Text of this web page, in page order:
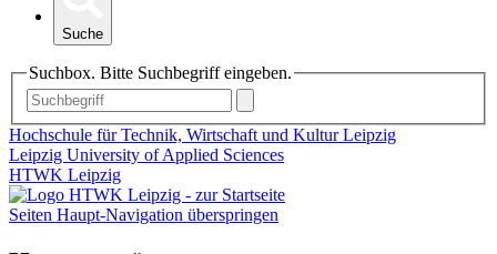
Suche
Suchbox. Bitte Suchbegriff eingeben.
Hochschule für Technik, Wirtschaft und Kultur Leipzig
Leipzig University of Applied Sciences
HTWK Leipzig
Seiten Haupt-Navigation überspringen